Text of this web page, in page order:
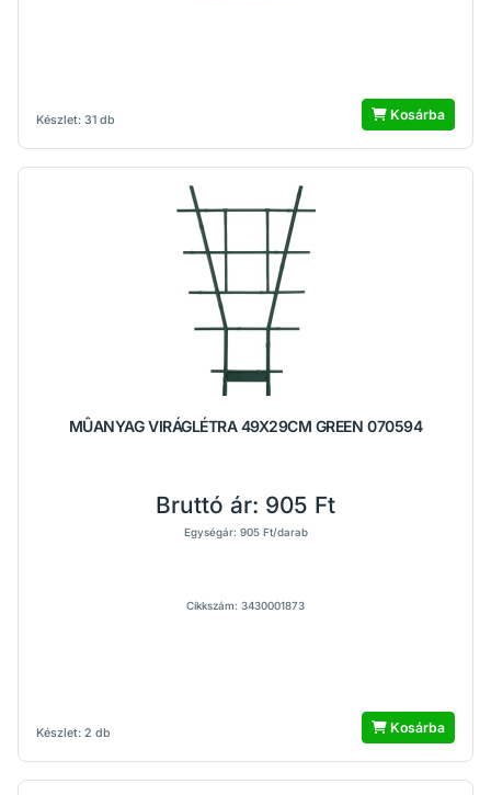
Készlet: 31 db Kosárba
MÛANYAG VIRÁGLÉTRA 49X29CM GREEN 070594
Készlet: 2 db
Bruttó ár: 905 Ft
Egységár: 905 Ft/darab
Cikkszám: 3430001873
Kosárba